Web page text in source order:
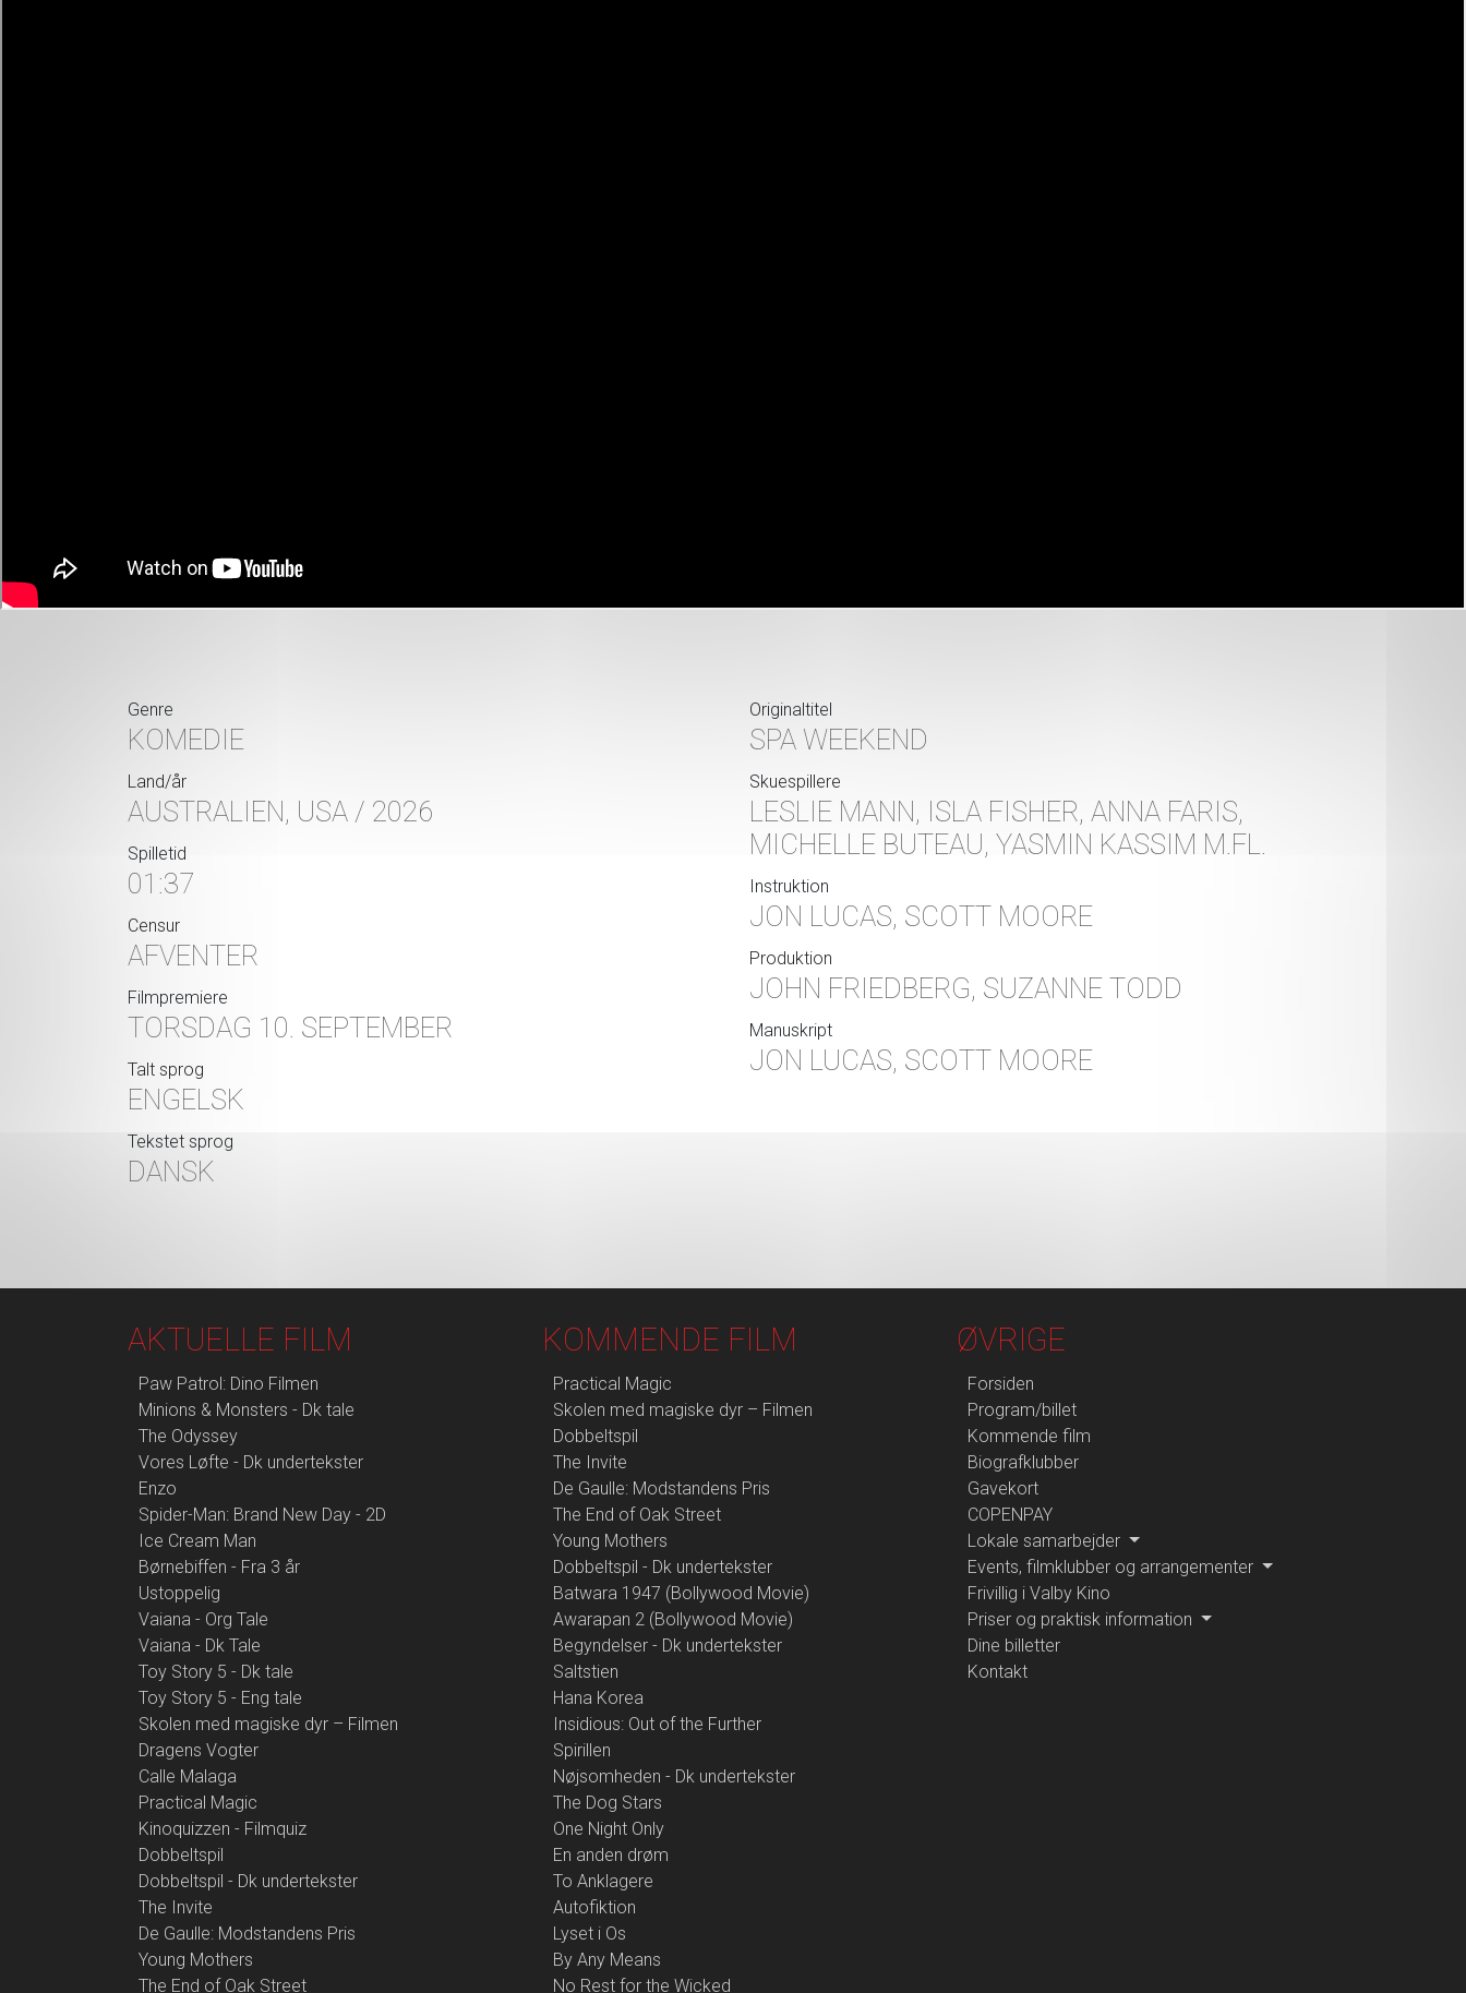
Genre
KOMEDIE
Land/år
AUSTRALIEN, USA / 2026
Spilletid
01:37
Censur
AFVENTER
Filmpremiere
TORSDAG 10. SEPTEMBER
Talt sprog
ENGELSK
Tekstet sprog
DANSK
Originaltitel
SPA WEEKEND
Skuespillere
LESLIE MANN, ISLA FISHER, ANNA FARIS,
MICHELLE BUTEAU, YASMIN KASSIM M.FL.
Instruktion
JON LUCAS, SCOTT MOORE
Produktion
JOHN FRIEDBERG, SUZANNE TODD
Manuskript
JON LUCAS, SCOTT MOORE
AKTUELLE FILM
Paw Patrol: Dino Filmen
Minions & Monsters - Dk tale
The Odyssey
Vores Løfte - Dk undertekster
Enzo
Spider-Man: Brand New Day - 2D
Ice Cream Man
Børnebiffen - Fra 3 år
Ustoppelig
Vaiana - Org Tale
Vaiana - Dk Tale
Toy Story 5 - Dk tale
Toy Story 5 - Eng tale
Skolen med magiske dyr – Filmen
Dragens Vogter
Calle Malaga
Practical Magic
Kinoquizzen - Filmquiz
Dobbeltspil
Dobbeltspil - Dk undertekster
The Invite
De Gaulle: Modstandens Pris
Young Mothers
The End of Oak Street
KOMMENDE FILM
Practical Magic
Skolen med magiske dyr – Filmen
Dobbeltspil
The Invite
De Gaulle: Modstandens Pris
The End of Oak Street
Young Mothers
Dobbeltspil - Dk undertekster
Batwara 1947 (Bollywood Movie)
Awarapan 2 (Bollywood Movie)
Begyndelser - Dk undertekster
Saltstien
Hana Korea
Insidious: Out of the Further
Spirillen
Nøjsomheden - Dk undertekster
The Dog Stars
One Night Only
En anden drøm
To Anklagere
Autofiktion
Lyset i Os
By Any Means
No Rest for the Wicked
ØVRIGE
Forsiden
Program/billet
Kommende film
Biografklubber
Gavekort
COPENPAY
Lokale samarbejder
Events, filmklubber og arrangementer
Frivillig i Valby Kino
Priser og praktisk information
Dine billetter
Kontakt